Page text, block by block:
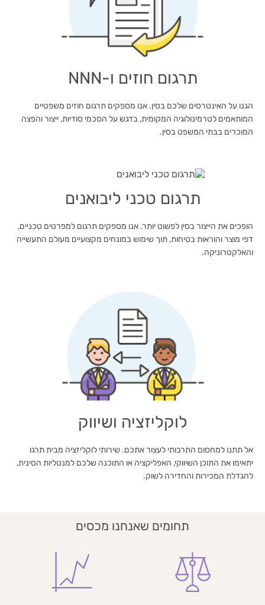
תרגום חוזים ו-NNN
הגנו על האינטרסים שלכם בסין. אנו מספקים תרגום חוזים משפטיים
המותאמים לטרמינולוגיה המקומית, בדגש על הסכמי סודיות, ייצור והפצה
המוכרים בבתי המשפט בסין.
תרגום טכני ליבואנים
הופכים את הייצור בסין לפשוט יותר. אנו מספקים תרגום למפרטים טכניים,
דפי מוצר והוראות בטיחות, תוך שימוש במונחים מקצועיים מעולם התעשייה
והאלקטרוניקה.
לוקליזציה ושיווק
אל תתנו למחסום התרבותי לעצור אתכם. שירותי לוקליזציה מבית תרגו
יתאימו את התוכן השיווקי, האפליקציה או התוכנה שלכם למנטליות הסינית,
להגדלת המכירות והחדירה לשוק.
תחומים שאנחנו מכסים